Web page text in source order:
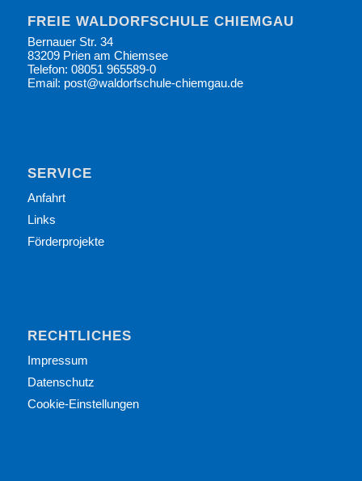
FREIE WALDORFSCHULE CHIEMGAU
Bernauer Str. 34
83209 Prien am Chiemsee
Telefon: 08051 965589-0
Email: post@waldorfschule-chiemgau.de
SERVICE
Anfahrt
Links
Förderprojekte
RECHTLICHES
Impressum
Datenschutz
Cookie-Einstellungen